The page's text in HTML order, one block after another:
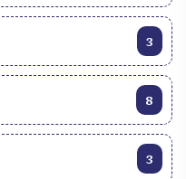
3
8
3